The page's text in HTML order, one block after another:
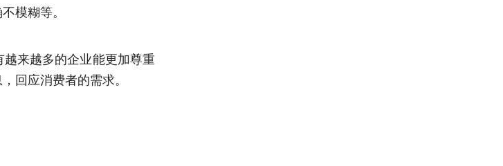
模糊等。
来越多的企业能更加尊重
回应消费者的需求。